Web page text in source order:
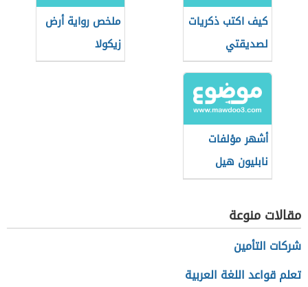
كيف اكتب ذكريات
لصديقتي
ملخص رواية أرض
زيكولا
أشهر مؤلفات
نابليون هيل
مقالات منوعة
شركات التأمين
تعلم قواعد اللغة العربية